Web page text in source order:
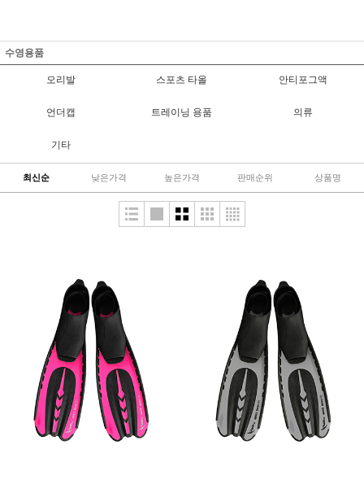
수영용품
오리발 스포츠 타올 안티포그액
언더캡 트레이닝 용품 의류
기타
최신순 낮은가격 높은가격 판매순위 상품명